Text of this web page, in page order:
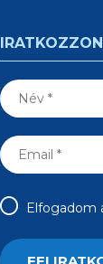
Elfogadom